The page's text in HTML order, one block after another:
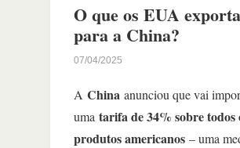
O que os EUA
para a China?
07/04/2025
A China anunciou que vai impor
uma tarifa de 34% sobre todos
produtos americanos – uma